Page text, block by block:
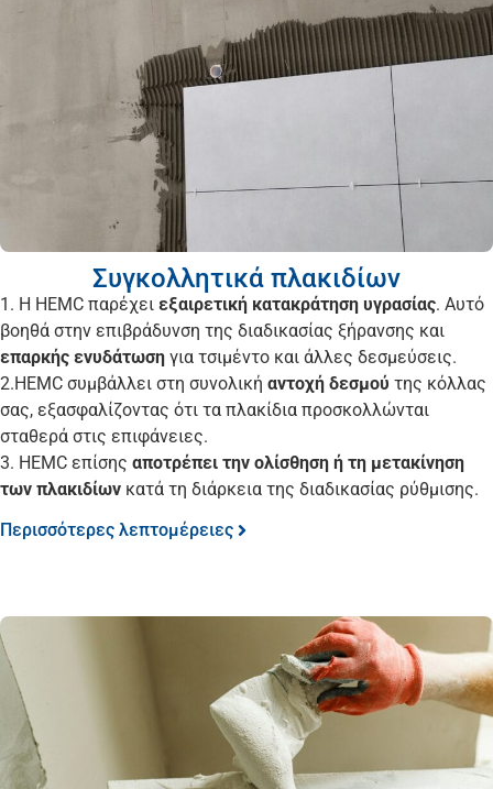
Συγκολλητικά πλακιδίων
1. Η HEMC παρέχει εξαιρετική κατακράτηση υγρασίας. Αυτό
βοηθά στην επιβράδυνση της διαδικασίας ξήρανσης και
επαρκής ενυδάτωση για τσιμέντο και άλλες δεσμεύσεις.
2.HEMC συμβάλλει στη συνολική αντοχή δεσμού της κόλλας
σας, εξασφαλίζοντας ότι τα πλακίδια προσκολλώνται
σταθερά στις επιφάνειες.
3. HEMC επίσης αποτρέπει την ολίσθηση ή τη μετακίνηση
των πλακιδίων κατά τη διάρκεια της διαδικασίας ρύθμισης.
Περισσότερες λεπτομέρειες